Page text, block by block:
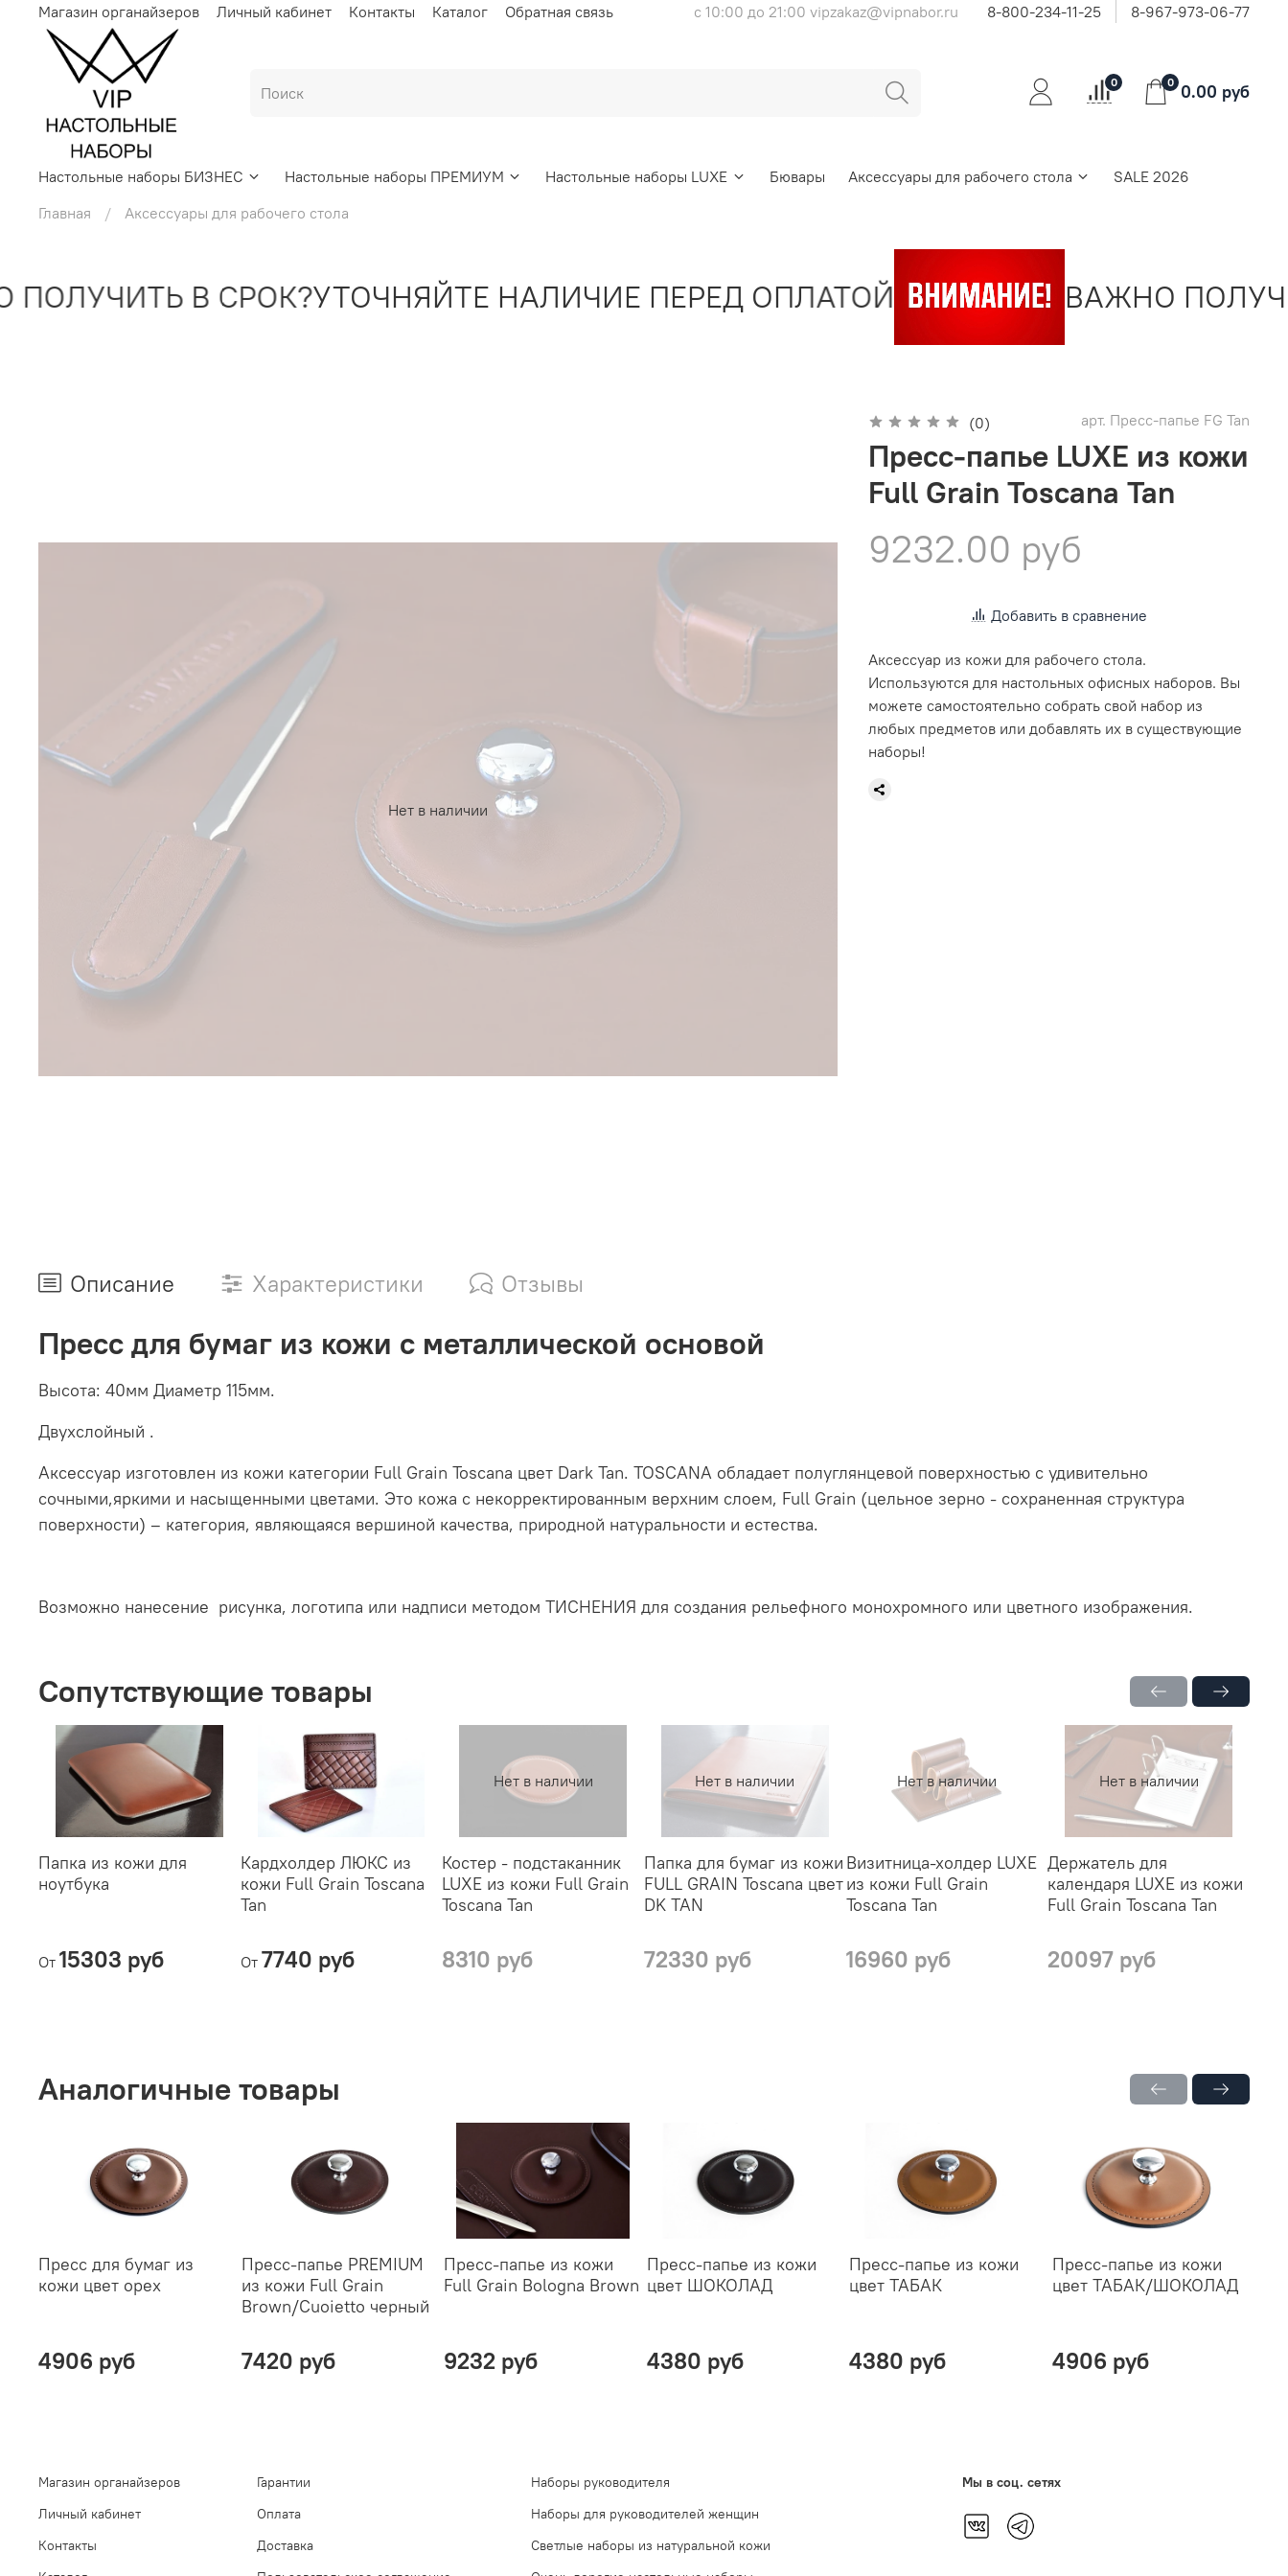
Магазин органайзеров Личный кабинет Контакты Каталог Обратная связь с 10:00 до 21:00 vipzakaz@vipnabor.ru 8-800-234-11-25 8-967-973-06-77
0 0 0.00 руб
Настольные наборы БИЗНЕС Настольные наборы ПРЕМИУМ Настольные наборы LUXE Бювары Аксессуары для рабочего стола
SALE 2026
Главная
Аксессуары для рабочего стола
В СРОК?УТОЧНЯЙТЕ НАЛИЧИЕ ПЕРЕД ОПЛАТОЙ ВАЖНО
Нет в наличии
(0) арт. Пресс-папье FG Tan
Пресс-папье LUXE из кожи
Full Grain Toscana Tan
9232.00 руб
Добавить в сравнение
Аксессуар из кожи для рабочего стола.
Используются для настольных офисных наборов. Вы
можете самостоятельно собрать свой набор из
любых предметов или добавлять их в существующие
наборы!
Описание Характеристики Отзывы
Пресс для бумаг из кожи с металлической основой
Высота: 40мм Диаметр 115мм.
Двухслойный .
Аксессуар изготовлен из кожи категории Full Grain Toscana цвет Dark Tan. TOSCANA обладает полуглянцевой поверхностью с удивительно
сочными,яркими и насыщенными цветами. Это кожа с некорректированным верхним слоем, Full Grain (цельное зерно - сохраненная структура
поверхности) – категория, являющаяся вершиной качества, природной натуральности и естества.
Возможно нанесение рисунка, логотипа или надписи методом ТИСНЕНИЯ для создания рельефного монохромного или цветного изображения.
Сопутствующие товары
Папка из кожи для
ноутбука
От 15303 руб
Кардхолдер ЛЮКС из
кожи Full Grain Toscana
Tan
От 7740 руб
Нет в наличии
Костер - подстаканник
LUXE из кожи Full Grain
Toscana Tan
8310 руб
Нет в наличии
Папка для бумаг из кожи
FULL GRAIN Toscana цвет
DK TAN
72330 руб
Нет в наличии
Визитница-холдер LUXE
из кожи Full Grain
Toscana Tan
16960 руб
Нет в наличии
Держатель для
календаря LUXE из кожи
Full Grain Toscana Tan
20097 руб
Аналогичные товары
Пресс для бумаг из
кожи цвет орех
4906 руб
Пресс-папье PREMIUM
из кожи Full Grain
Brown/Cuoietto черный
7420 руб
Пресс-папье из кожи
Full Grain Bologna Brown
9232 руб
Пресс-папье из кожи
цвет ШОКОЛАД
4380 руб
Пресс-папье из кожи
цвет ТАБАК
4380 руб
Пресс-папье из кожи
цвет ТАБАК/ШОКОЛАД
4906 руб
Магазин органайзеров
Личный кабинет
Контакты
Гарантии
Оплата
Доставка
Наборы руководителя
Наборы для руководителей женщин
Светлые наборы из натуральной кожи
Мы в соц. сетях